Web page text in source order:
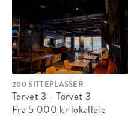
200 SITTEPLASSER
Torvet 3 - Torvet 3
Fra 5 000 kr lokalleie